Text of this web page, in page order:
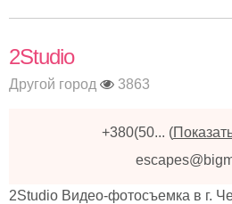
2Studio
Другой город 3863
+380(50... (
2Studio Видео-фотосъемка в г.